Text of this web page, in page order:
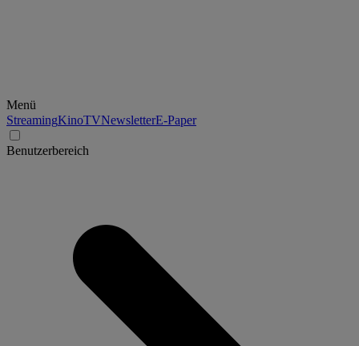
Menü
StreamingKinoTVNewsletterE-Paper
Benutzerbereich